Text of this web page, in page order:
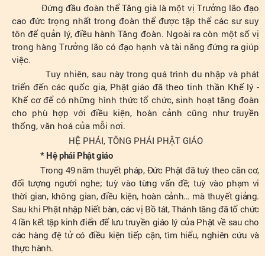
Đứng đầu đoàn thể Tăng già là một vị Trưởng lão đạo
cao đức trọng nhất trong đoàn thể được tập thể các sư suy
tôn để quản lý, điều hành Tăng đoàn. Ngoài ra còn một số vị
trong hàng Trưởng lão có đạo hạnh và tài năng đứng ra giúp
việc.
Tuy nhiên, sau này trong quá trình du nhập và phát
triển đến các quốc gia, Phật giáo đã theo tinh thần Khế lý -
Khế cơ để có những hình thức tổ chức, sinh hoạt tăng đoàn
cho phù hợp với điều kiện, hoàn cảnh cũng như truyền
thống, văn hoá của mỗi nơi.
HỆ PHÁI, TÔNG PHÁI PHẬT GIÁO
* Hệ phái Phật giáo
Trong 49 năm thuyết pháp, Đức Phật đã tuỳ theo căn cơ,
đối tượng người nghe; tuỳ vào từng vấn đề; tuỳ vào phạm vi
thời gian, không gian, điều kiện, hoàn cảnh… mà thuyết giảng.
Sau khi Phật nhập Niết bàn, các vị Bồ tát, Thánh tăng đã tổ chức
4 lần kết tập kinh điển để lưu truyền giáo lý của Phật về sau cho
các hàng đệ tử có điều kiện tiếp cận, tìm hiểu, nghiên cứu và
thực hành.